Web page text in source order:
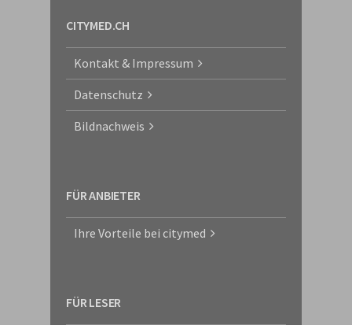
CITYMED.CH
Kontakt & Impressum
Datenschutz
Bildnachweis
FÜR ANBIETER
Ihre Vorteile bei citymed
FÜR LESER